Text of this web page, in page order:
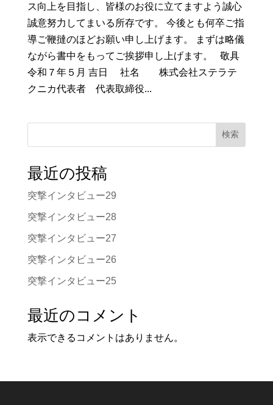
ス向上を目指し、皆様のお役に立てますよう誠心
誠意努力してまいる所存です。 今後とも何卒ご指
導ご鞭撻のほどお願い申し上げます。 まずは略儀
ながら書中をもってご挨拶申し上げます。 敬具
令和７年５月 吉日 社名 株式会社ステラテ
クニカ代表者 代表取締役...
検索
最近の投稿
突撃インタビュー29
突撃インタビュー28
突撃インタビュー27
突撃インタビュー26
突撃インタビュー25
最近のコメント
表示できるコメントはありません。